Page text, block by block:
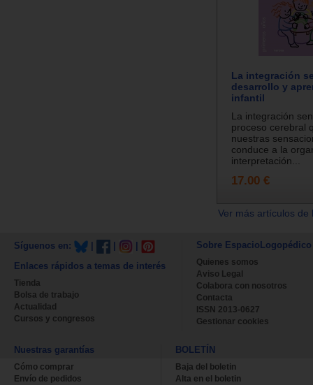
La integración
desarrollo y
infantil
La integración
proceso cerebral
nuestras
conduce a la
interpretación...
17.00 €
Ver más artículos
Síguenos en:
Enlaces rápidos a temas de interés
Tienda
Bolsa de trabajo
Actualidad
Cursos y congresos
Sobre EspacioLogopédico
Quienes somos
Aviso Legal
Colabora con nosotros
Contacta
ISSN 2013-0627
Gestionar cookies
Nuestras garantías
Cómo comprar
Envío de pedidos
BOLETÍN
Baja del boletin
Alta en el boletin